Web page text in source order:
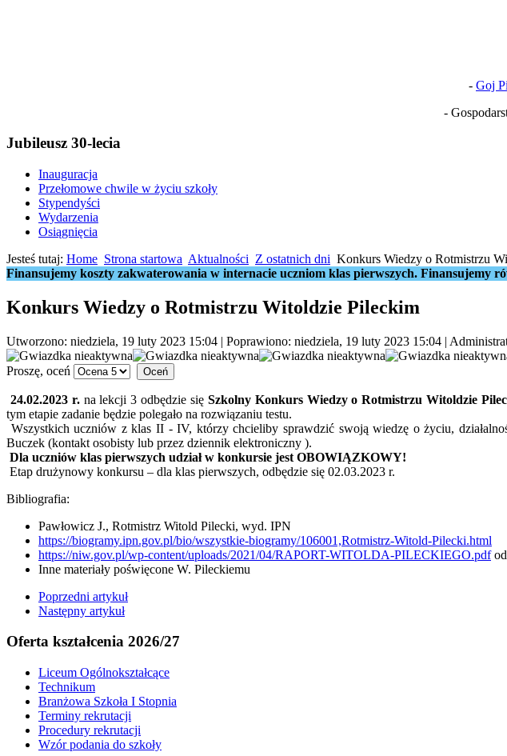
- Goj
-
Jubileusz 30-lecia
Inauguracja
Przełomowe chwile w życiu szkoły
Stypendyści
Wydarzenia
Osiągnięcia
Jesteś tutaj: Home Strona startowa Aktualności Z ostatnich dni Konkurs Wiedzy o Rotmistrzu
Finansujemy koszty zakwaterowania w internacie uczniom klas pierwszych. Finansujemy
Konkurs Wiedzy o Rotmistrzu Witoldzie Pileckim
Utworzono: niedziela, 19 luty 2023 15:04 | Poprawiono: niedziela, 19 luty 2023 15:04 |
Proszę, oceń
24.02.2023 r.na lekcji 3 odbędzie się Szkolny Konkurs Wiedzy o Rotmistrzu Witoldzie
tym etapie zadanie będzie polegało na rozwiązaniu testu.
Wszystkich uczniów z klas II - IV, którzy chcieliby sprawdzić swoją wiedzę o życiu,
Buczek (kontakt osobisty lub przez dziennik elektroniczny ).
Dla uczniów klas pierwszych udział w konkursie jest OBOWIĄZKOWY!
Etap drużynowy konkursu – dla klas pierwszych, odbędzie się 02.03.2023 r.
Bibliografia:
Pawłowicz J., Rotmistrz Witold Pilecki, wyd. IPN
https://biogramy.ipn.gov.pl/bio/wszystkie-biogramy/106001,Rotmistrz-Witold-Pilecki.html
https://niw.gov.pl/wp-content/uploads/2021/04/RAPORT-WITOLDA-PILECKIEGO.pdfod
Inne materiały poświęcone W. Pileckiemu
Poprzedni artykuł
Następny artykuł
Oferta kształcenia 2026/27
Liceum Ogólnokształcące
Technikum
Branżowa Szkoła I Stopnia
Terminy rekrutacji
Procedury rekrutacji
Wzór podania do szkoły